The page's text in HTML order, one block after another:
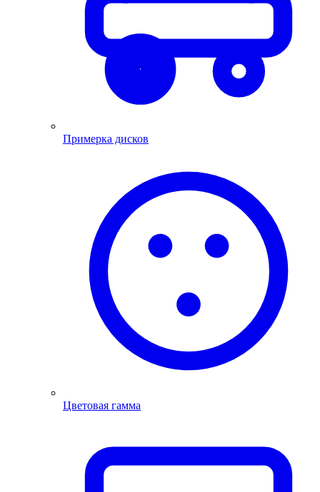
Примерка дисков
Цветовая гамма